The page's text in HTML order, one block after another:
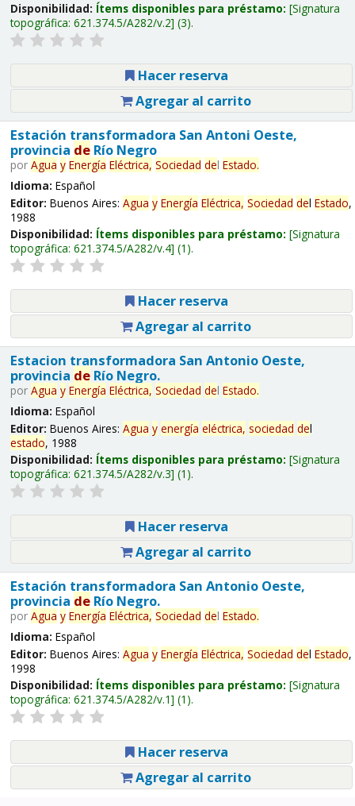
Disponibilidad: Ítems disponibles para préstamo: Signatura
topográfica: 621.374.5/A282/v.2 (3).
Hacer reserva
Agregar al carrito
Estación transformadora San Antoni Oeste,
provincia deRío Negro
por Agua y Energía Eléctrica, Sociedad del Estado.
Idioma: Español
Editor: Buenos Aires: Agua y Energía Eléctrica, Sociedad del Estado,
1988
Disponibilidad: Ítems disponibles para préstamo: Signatura
topográfica: 621.374.5/A282/v.4 (1).
Hacer reserva
Agregar al carrito
Estacion transformadora San Antonio Oeste,
provincia deRío Negro.
por Agua y Energía Eléctrica, Sociedad del Estado.
Idioma: Español
Editor: Buenos Aires: Agua y energía eléctrica, sociedad del
estado, 1988
Disponibilidad: Ítems disponibles para préstamo: Signatura
topográfica: 621.374.5/A282/v.3 (1).
Hacer reserva
Agregar al carrito
Estación transformadora San Antonio Oeste,
provincia deRío Negro.
por Agua y Energía Eléctrica, Sociedad del Estado.
Idioma: Español
Editor: Buenos Aires: Agua y Energía Eléctrica, Sociedad del Estado,
1998
Disponibilidad: Ítems disponibles para préstamo: Signatura
topográfica: 621.374.5/A282/v.1 (1).
Hacer reserva
Agregar al carrito